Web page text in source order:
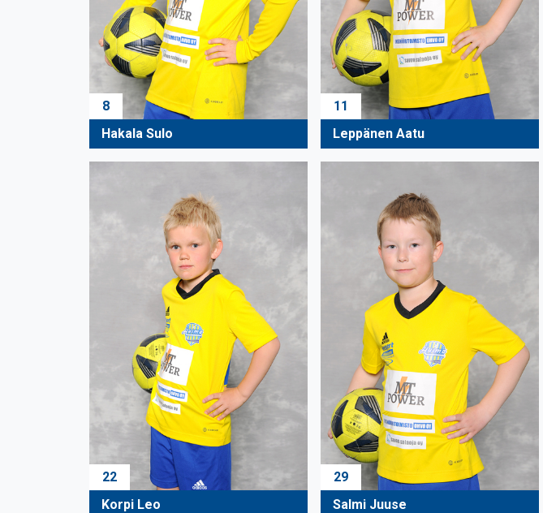
8
Hakala Sulo
11
Leppänen Aatu
22
Korpi Leo
29
Salmi Juuse